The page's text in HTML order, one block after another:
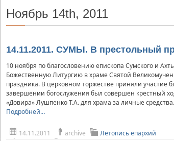
Межконфессиональные
отношения
верующих
Официальная хроника
Расколы, ереси, секты
СОЦИАЛЬНОЕ
СЛУЖЕНИЕ
Церковь и власть
Церковь и общество
История
Митрополиты
Ноябрь 14th, 2011
14.11.2011. СУМЫ. В престольный
10 ноября по благословению епископа Сумского и
Божественную Литургию в храме Святой
праздника. В церковном торжестве приняли участие
завершении богослужения был совершен крестный
«Довира» Лушпенко Т.А. для храма за личные средства.
Подробней…
14.11.2011 archive Летопись епархий